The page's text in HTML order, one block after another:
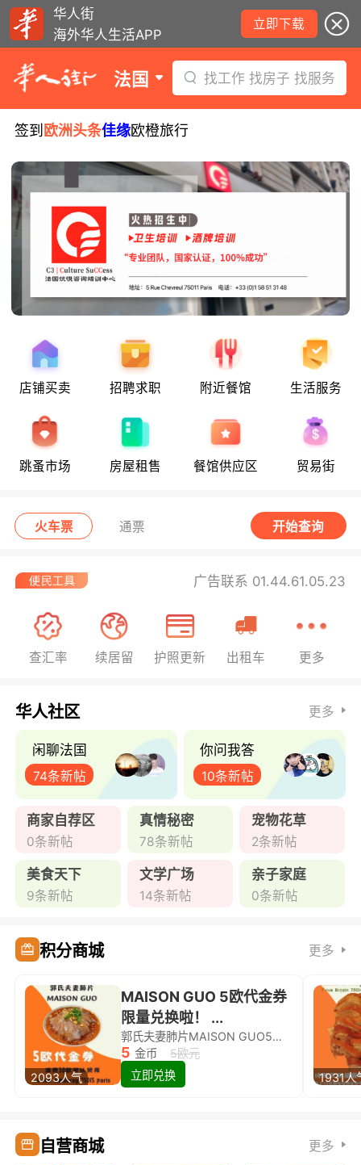
华人街
海外华人生活APP
立即下载
法国 找工作 找房子 找服务
签到 欧洲头条佳缘欧橙旅行
店铺买卖 招聘求职 附近餐馆 生活服务
跳蚤市场 房屋租售 餐馆供应区 贸易街
火车票 通票 开始查询
广告联系 01.44.61.05.23
查汇率 续居留 护照更新 出租车 更多
华人社区 更多
闲聊法国
74条新帖
你问我答
10条新帖
商家自荐区
0条新帖
真情秘密
78条新帖
宠物花草
2条新帖
美食天下
9条新帖
文学广场
14条新帖
亲子家庭
0条新帖
积分商城 更多
2093人气
MAISON GUO 5欧代金券
限量兑换啦！ ...
郭氏夫妻肺片MAISON GUO5欧代金券限量兑换啦！
5 金币
5欧元
立即兑换
1931人
自营商城 更多